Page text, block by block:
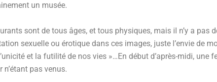
un musée.
sont de tous âges, et tous physiques, mais il n’y a pas
sexuelle ou érotique dans ces images, juste l’envie de
et la futilité de nos vies »…En début d’après-midi,
n’étant pas venus.